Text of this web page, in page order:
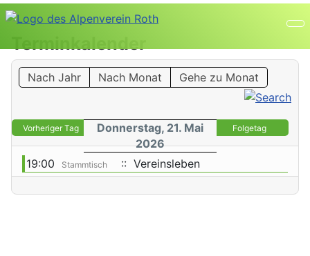
Terminkalender
Nach Jahr Nach Monat Gehe zu Monat
Vorheriger Tag
Donnerstag, 21. Mai
2026
Folgetag
19:00 Stammtisch :: Vereinsleben